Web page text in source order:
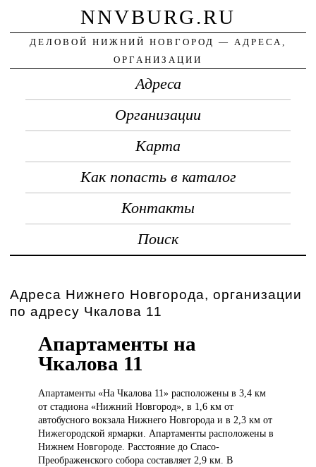
NNVBURG.RU
ДЕЛОВОЙ НИЖНИЙ НОВГОРОД — АДРЕСА,
ОРГАНИЗАЦИИ
Адреса
Организации
Карта
Как попасть в каталог
Контакты
Поиск
Адреса Нижнего Новгорода, организации
по адресу Чкалова 11
Апартаменты на
Чкалова 11
Апартаменты «НаЧкалова 11» расположены в 3,4 км
от стадиона «Нижний Новгород», в 1,6 км от
автобусного вокзала Нижнего Новгорода и в 2,3 км от
Нижегородской ярмарки. Апартаменты расположены в
Нижнем Новгороде. Расстояние до Спасо-
Преображенского собора составляет 2,9 км. В